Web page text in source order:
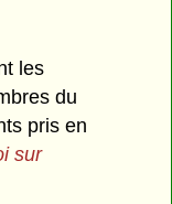
les
du
pris en
sur